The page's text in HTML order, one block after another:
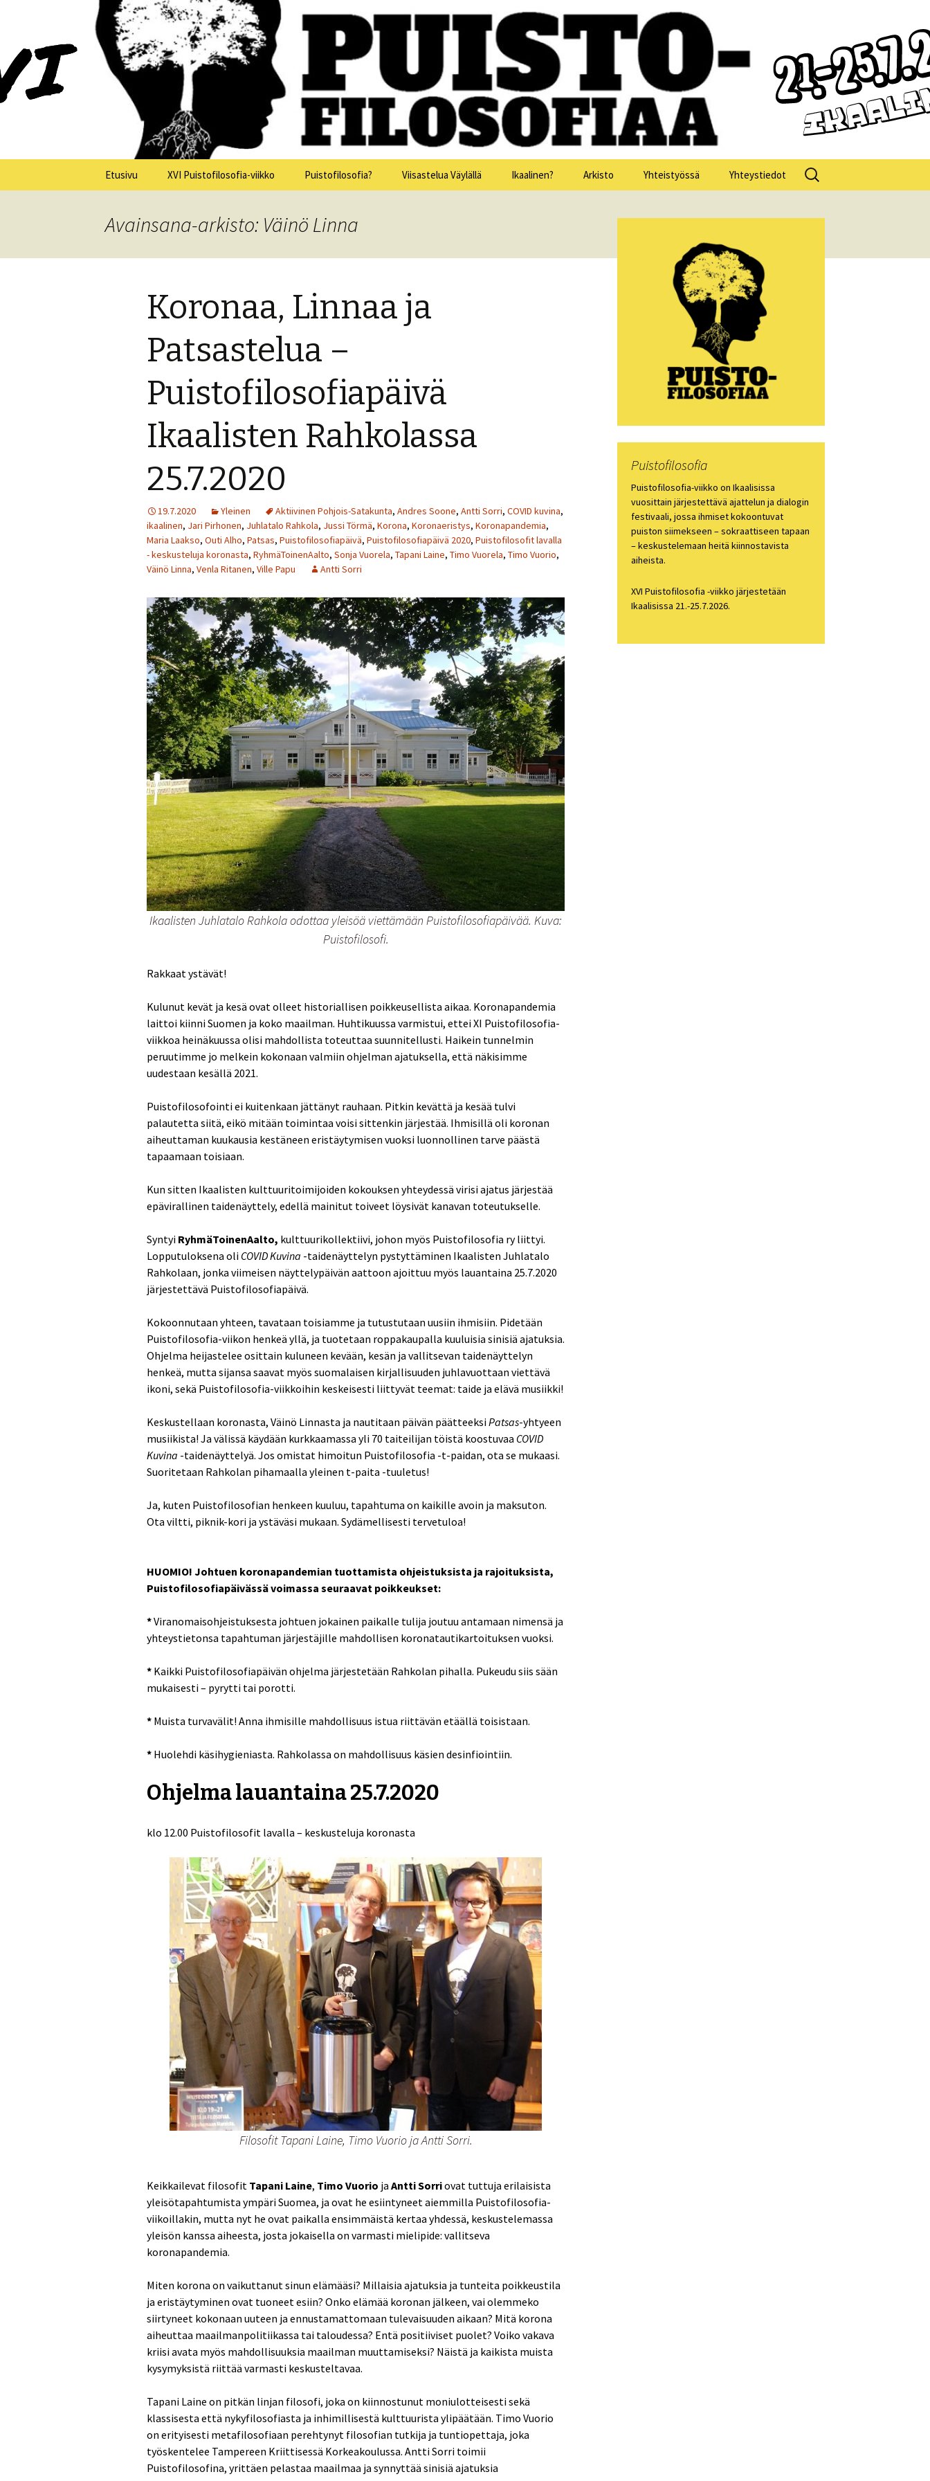
Puistofilosofia
XV Puistofilosofia-viikko Ikaalisissa 15.-19.7.2025
Etusivu XVI Puistofilosofia-viikko
Torstai 23.7.
Lauantai 25.7.
Muuta ohjelmaa
Puistofilosofia? Viisastelua Väylällä Ikaalinen? Arkisto
Puistofilosofia 2019
Puistofilosofia 2018
Puistofilosofia 2016
Puistofilosofia 2015
Puistofilosofia 2014
Artikkelien arkisto
Yhteistyössä Yhteystiedot
Haku:
Avainsana-arkisto: Väinö Linna
Koronaa, Linnaa ja
Patsastelua –
Puistofilosofiapäivä
Ikaalisten Rahkolassa
25.7.2020
19.7.2020 Yleinen Aktiivinen Pohjois-Satakunta, Andres Soone, Antti Sorri, COVID kuvina,
ikaalinen, Jari Pirhonen, Juhlatalo Rahkola, Jussi Törmä, Korona, Koronaeristys, Koronapandemia,
Maria Laakso, Outi Alho, Patsas, Puistofilosofiapäivä, Puistofilosofiapäivä 2020, Puistofilosofit lavalla
- keskusteluja koronasta, RyhmäToinenAalto, Sonja Vuorela, Tapani Laine, Timo Vuorela, Timo Vuorio,
Väinö Linna, Venla Ritanen, Ville Papu Antti Sorri
Ikaalisten Juhlatalo Rahkola odottaa yleisöä viettämään Puistofilosofiapäivää. Kuva:
Puistofilosofi.
Rakkaat ystävät!
Kulunut kevät ja kesä ovat olleet historiallisen poikkeusellista aikaa. Koronapandemia
laittoi kiinni Suomen ja koko maailman. Huhtikuussa varmistui, ettei XI Puistofilosofia-
viikkoa heinäkuussa olisi mahdollista toteuttaa suunnitellusti. Haikein tunnelmin
peruutimme jo melkein kokonaan valmiin ohjelman ajatuksella, että näkisimme
uudestaan kesällä 2021.
Puistofilosofointi ei kuitenkaan jättänyt rauhaan. Pitkin kevättä ja kesää tulvi
palautetta siitä, eikö mitään toimintaa voisi sittenkin järjestää. Ihmisillä oli koronan
aiheuttaman kuukausia kestäneen eristäytymisen vuoksi luonnollinen tarve päästä
tapaamaan toisiaan.
Kun sitten Ikaalisten kulttuuritoimijoiden kokouksen yhteydessä virisi ajatus järjestää
epävirallinen taidenäyttely, edellä mainitut toiveet löysivät kanavan toteutukselle.
Syntyi RyhmäToinenAalto, kulttuurikollektiivi, johon myös Puistofilosofia ry liittyi.
Lopputuloksena oli COVID Kuvina -taidenäyttelyn pystyttäminen Ikaalisten Juhlatalo
Rahkolaan, jonka viimeisen näyttelypäivän aattoon ajoittuu myös lauantaina 25.7.2020
järjestettävä Puistofilosofiapäivä.
Kokoonnutaan yhteen, tavataan toisiamme ja tutustutaan uusiin ihmisiin. Pidetään
Puistofilosofia-viikon henkeä yllä, ja tuotetaan roppakaupalla kuuluisia sinisiä ajatuksia.
Ohjelma heijastelee osittain kuluneen kevään, kesän ja vallitsevan taidenäyttelyn
henkeä, mutta sijansa saavat myös suomalaisen kirjallisuuden juhlavuottaan viettävä
ikoni, sekä Puistofilosofia-viikkoihin keskeisesti liittyvät teemat: taide ja elävä musiikki!
Keskustellaan koronasta, Väinö Linnasta ja nautitaan päivän päätteeksiPatsas-yhtyeen
musiikista! Ja välissä käydään kurkkaamassa yli 70 taiteilijan töistä koostuvaa COVID
Kuvina -taidenäyttelyä. Jos omistat himoitun Puistofilosofia -t-paidan, ota se mukaasi.
Suoritetaan Rahkolan pihamaalla yleinen t-paita -tuuletus!
Ja, kuten Puistofilosofian henkeen kuuluu, tapahtuma on kaikille avoin ja maksuton.
Ota viltti, piknik-kori ja ystäväsi mukaan. Sydämellisesti tervetuloa!
HUOMIO! Johtuen koronapandemian tuottamista ohjeistuksista ja rajoituksista,
Puistofilosofiapäivässä voimassa seuraavat poikkeukset:
*Viranomaisohjeistuksesta johtuen jokainen paikalle tulija joutuu antamaan nimensä ja
yhteystietonsa tapahtuman järjestäjille mahdollisen koronatautikartoituksen vuoksi.
* Kaikki Puistofilosofiapäivän ohjelma järjestetään Rahkolan pihalla. Pukeudu siis sään
mukaisesti – pyrytti tai porotti.
* Muista turvavälit! Anna ihmisille mahdollisuus istua riittävän etäällä toisistaan.
* Huolehdi käsihygieniasta. Rahkolassa on mahdollisuus käsien desinfiointiin.
Ohjelma lauantaina 25.7.2020
klo 12.00 Puistofilosofit lavalla – keskusteluja koronasta
Filosofit Tapani Laine, Timo Vuorio ja Antti Sorri.
Keikkailevat filosofit Tapani Laine, Timo Vuorio ja Antti Sorriovat tuttuja erilaisista
yleisötapahtumista ympäri Suomea, ja ovat he esiintyneet aiemmilla Puistofilosofia-
viikoillakin, mutta nyt he ovat paikalla ensimmäistä kertaa yhdessä, keskustelemassa
yleisön kanssa aiheesta, josta jokaisella on varmasti mielipide: vallitseva
koronapandemia.
Miten korona on vaikuttanut sinun elämääsi? Millaisia ajatuksia ja tunteita poikkeustila
ja eristäytyminen ovat tuoneet esiin? Onko elämää koronan jälkeen, vai olemmeko
siirtyneet kokonaan uuteen ja ennustamattomaan tulevaisuuden aikaan? Mitä korona
aiheuttaa maailmanpolitiikassa tai taloudessa? Entä positiiviset puolet? Voiko vakava
kriisi avata myös mahdollisuuksia maailman muuttamiseksi? Näistä ja kaikista muista
kysymyksistä riittää varmasti keskusteltavaa.
Tapani Laine on pitkän linjan filosofi, joka on kiinnostunut moniulotteisesti sekä
klassisesta että nykyfilosofiasta ja inhimillisestä kulttuurista ylipäätään. Timo Vuorio
on erityisesti metafilosofiaan perehtynyt filosofian tutkija ja tuntiopettaja, joka
työskentelee Tampereen Kriittisessä Korkeakoulussa. Antti Sorri toimii
Puistofilosofina, yrittäen pelastaa maailmaa ja synnyttää sinisiä ajatuksia
Puistofilosofia
Puistofilosofia-viikko on Ikaalisissa
vuosittain järjestettävä ajattelun ja dialogin
festivaali, jossa ihmiset kokoontuvat
puiston siimekseen – sokraattiseen tapaan
– keskustelemaan heitä kiinnostavista
aiheista.
XVI Puistofilosofia -viikko järjestetään
Ikaalisissa 21.-25.7.2026.